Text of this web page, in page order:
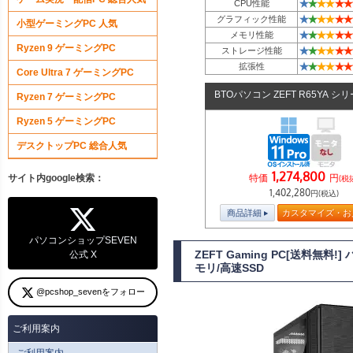
CPU性能 ★★★★★★
グラフィック性能 ★★★★★★
メモリ性能 ★★★★★★
ストレージ性能 ★★★★★★
拡張性 ★★★★★★
BTOパソコン ZEFT R65YA シリ
特価 1,274,800 円(税
1,402,280円(税込)
商品詳細 カスタマイズ・
ZEFT Gaming PC[送料無料!]
モリ/高速SSD
小型ゲーミングPC 人気
Ryzen 9 ゲーミングPC
Core Ultra 7 ゲーミングPC
Ryzen 7 ゲーミングPC
Ryzen 5 ゲーミングPC
デスクトップPC 総合人気
サイト内google検索：
パソコンショップSEVEN
公式 X
@pcshop_sevenをフォロー
ご利用案内